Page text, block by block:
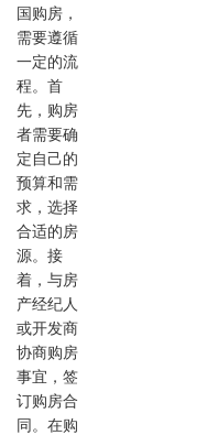
国购房，
需要遵循
一定的流
程。首
先，购房
者需要确
定自己的
预算和需
求，选择
合适的房
源。接
着，与房
产经纪人
或开发商
协商购房
事宜，签
订购房合
同。在购